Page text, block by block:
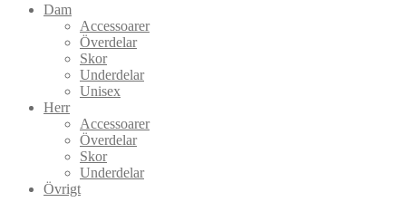
Dam
Accessoarer
Överdelar
Skor
Underdelar
Unisex
Herr
Accessoarer
Överdelar
Skor
Underdelar
Övrigt